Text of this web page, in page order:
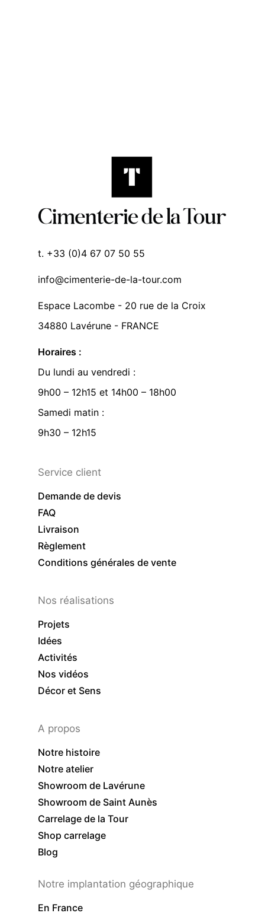
t. +33 (0)4 67 07 50 55
info@cimenterie-de-la-tour.com
Espace Lacombe - 20 rue de la Croix
34880 Lavérune - FRANCE
Horaires :
Du lundi au vendredi :
9h00 – 12h15 et 14h00 – 18h00
Samedi matin :
9h30 – 12h15
Service client
Demande de devis
FAQ
Livraison
Règlement
Conditions générales de vente
Nos réalisations
Projets
Idées
Activités
Nos vidéos
Décor et Sens
A propos
Notre histoire
Notre atelier
Showroom de Lavérune
Showroom de Saint Aunès
Carrelage de la Tour
Shop carrelage
Blog
Notre implantation géographique
En France